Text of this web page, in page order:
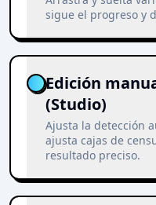
sigue el progreso y
Edición
(Studio)
Ajusta la detección
ajusta cajas de
resultado preciso.